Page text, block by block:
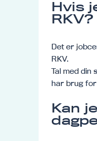
Hvis
RKV?
Det er
RKV.
Tal med din
har brug for
Kan